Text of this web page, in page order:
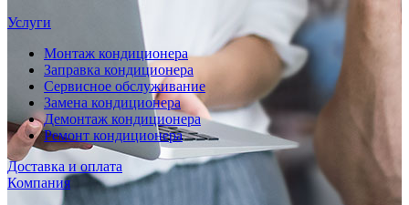
Услуги
Монтаж кондиционера
Заправка кондиционера
Сервисное обслуживание
Замена кондиционера
Демонтаж кондиционера
Ремонт кондиционера
Доставка и оплата
Компания